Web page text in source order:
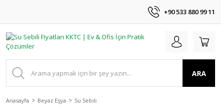
+90 533 880 99 11
ARA
Anasayfa Beyaz Eşya Su Sebili